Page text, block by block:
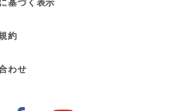
約
わせ